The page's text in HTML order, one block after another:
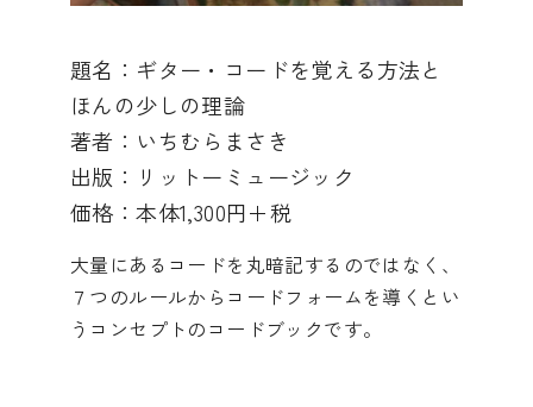
題名：ギター・コードを覚える方法と
ほんの少しの理論
著者：いちむらまさき
出版：リットーミュージック
価格：本体1,300円＋税
大量にあるコードを丸暗記するのではなく、
７つのルールからコードフォームを導くとい
うコンセプトのコードブックです。